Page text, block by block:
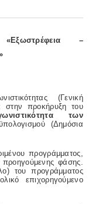
–
(Γενική
στην προκήρυξη του
των
(Δημόσια
προγράμματος,
προηγούμενης φάσης.
του προγράμματος
επιχορηγούμενο